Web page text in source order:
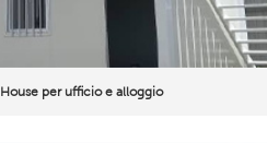
per ufficio e alloggio